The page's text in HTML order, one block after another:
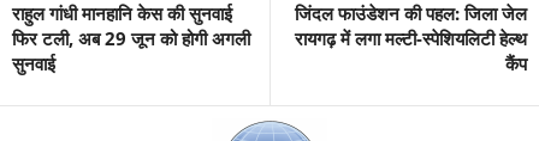
राहुल गांधी मानहानि केस की सुनवाई
फिर टली, अब 29 जून को होगी अगली
सुनवाई
जिंदल फाउंडेशन की पहल: जिला जेल
रायगढ़ में लगा मल्टी-स्पेशियलिटी हेल्थ
कैंप